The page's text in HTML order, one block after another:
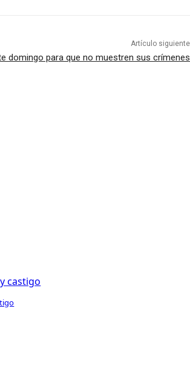
Artículo siguiente
domingo para que no muestren sus crímenes
castigo